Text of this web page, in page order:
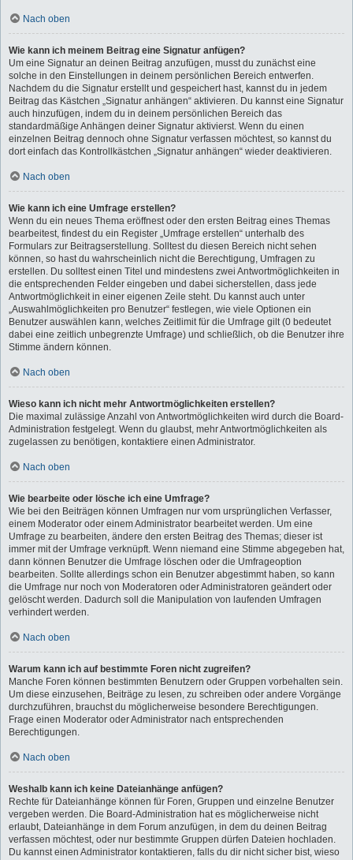
Nach oben
Wie kann ich meinem Beitrag eine Signatur anfügen?
Um eine Signatur an deinen Beitrag anzufügen, musst du zunächst eine
solche in den Einstellungen in deinem persönlichen Bereich entwerfen.
Nachdem du die Signatur erstellt und gespeichert hast, kannst du in jedem
Beitrag das Kästchen „Signatur anhängen“ aktivieren. Du kannst eine Signatur
auch hinzufügen, indem du in deinem persönlichen Bereich das
standardmäßige Anhängen deiner Signatur aktivierst. Wenn du einen
einzelnen Beitrag dennoch ohne Signatur verfassen möchtest, so kannst du
dort einfach das Kontrollkästchen „Signatur anhängen“ wieder deaktivieren.
Nach oben
Wie kann ich eine Umfrage erstellen?
Wenn du ein neues Thema eröffnest oder den ersten Beitrag eines Themas
bearbeitest, findest du ein Register „Umfrage erstellen“ unterhalb des
Formulars zur Beitragserstellung. Solltest du diesen Bereich nicht sehen
können, so hast du wahrscheinlich nicht die Berechtigung, Umfragen zu
erstellen. Du solltest einen Titel und mindestens zwei Antwortmöglichkeiten in
die entsprechenden Felder eingeben und dabei sicherstellen, dass jede
Antwortmöglichkeit in einer eigenen Zeile steht. Du kannst auch unter
„Auswahlmöglichkeiten pro Benutzer“ festlegen, wie viele Optionen ein
Benutzer auswählen kann, welches Zeitlimit für die Umfrage gilt (0 bedeutet
dabei eine zeitlich unbegrenzte Umfrage) und schließlich, ob die Benutzer ihre
Stimme ändern können.
Nach oben
Wieso kann ich nicht mehr Antwortmöglichkeiten erstellen?
Die maximal zulässige Anzahl von Antwortmöglichkeiten wird durch die Board-
Administration festgelegt. Wenn du glaubst, mehr Antwortmöglichkeiten als
zugelassen zu benötigen, kontaktiere einen Administrator.
Nach oben
Wie bearbeite oder lösche ich eine Umfrage?
Wie bei den Beiträgen können Umfragen nur vom ursprünglichen Verfasser,
einem Moderator oder einem Administrator bearbeitet werden. Um eine
Umfrage zu bearbeiten, ändere den ersten Beitrag des Themas; dieser ist
immer mit der Umfrage verknüpft. Wenn niemand eine Stimme abgegeben hat,
dann können Benutzer die Umfrage löschen oder die Umfrageoption
bearbeiten. Sollte allerdings schon ein Benutzer abgestimmt haben, so kann
die Umfrage nur noch von Moderatoren oder Administratoren geändert oder
gelöscht werden. Dadurch soll die Manipulation von laufenden Umfragen
verhindert werden.
Nach oben
Warum kann ich auf bestimmte Foren nicht zugreifen?
Manche Foren können bestimmten Benutzern oder Gruppen vorbehalten sein.
Um diese einzusehen, Beiträge zu lesen, zu schreiben oder andere Vorgänge
durchzuführen, brauchst du möglicherweise besondere Berechtigungen.
Frage einen Moderator oder Administrator nach entsprechenden
Berechtigungen.
Nach oben
Weshalb kann ich keine Dateianhänge anfügen?
Rechte für Dateianhänge können für Foren, Gruppen und einzelne Benutzer
vergeben werden. Die Board-Administration hat es möglicherweise nicht
erlaubt, Dateianhänge in dem Forum anzufügen, in dem du deinen Beitrag
verfassen möchtest, oder nur bestimmte Gruppen dürfen Dateien hochladen.
Du kannst einen Administrator kontaktieren, falls du dir nicht sicher bist, wieso